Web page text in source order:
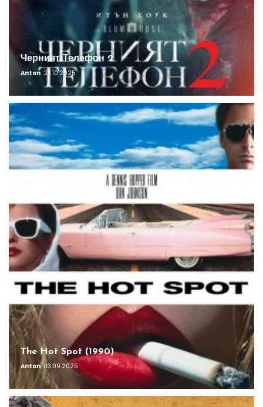
Черният Телефон 2
Anton 23.10.2025
The Hot Spot (1990)
Anton 03.09.2025